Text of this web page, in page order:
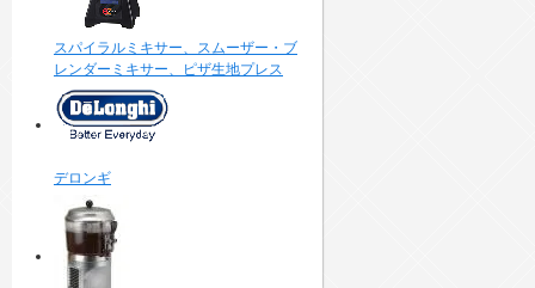
スパイラルミキサー、スムーザー・ブ
レンダーミキサー、ピザ生地プレス
デロンギ